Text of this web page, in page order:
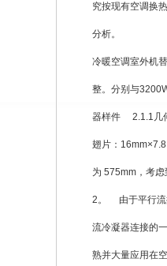
究按现有空调换
分析。 2.替换
冷暖空调室外机
整。分别与
器样件 2.1.1几
翅片：
为 575mm，考
2。 由于平行流
流冷凝器连接的
熟并大量应用在